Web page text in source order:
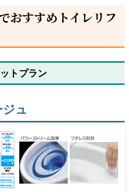
おすすめトイレリフ
トプラン
ジュ